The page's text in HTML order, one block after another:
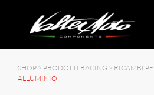
SHOP > PRODOTTI RACING > RICAMBI
ALLUMINIO